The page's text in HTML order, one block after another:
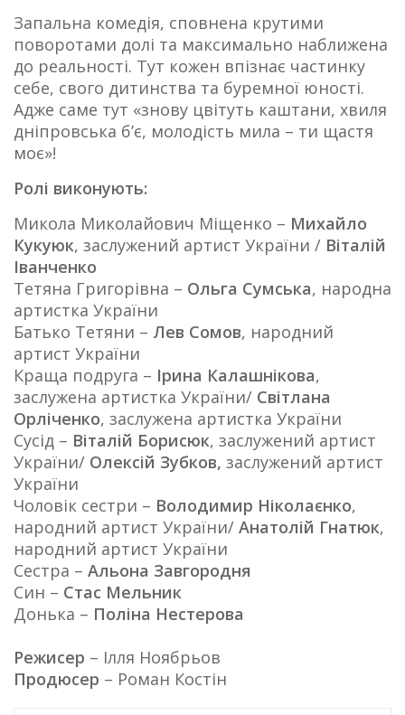
Запальна комедія, сповнена крутими
поворотами долі та максимально наближена
до реальності. Тут кожен впізнає частинку
себе, свого дитинства та буремної юності.
Адже саме тут «знову цвітуть каштани, хвиля
дніпровська б’є, молодість мила – ти щастя
моє»!
Ролі виконують:
Микола Миколайович Міщенко – Михайло
Кукуюк, заслужений артист України / Віталій
Іванченко
Тетяна Григорівна – Ольга Сумська, народна
артистка України
Батько Тетяни – Лев Сомов, народний
артист України
Краща подруга – Ірина Калашнікова,
заслужена артистка України/ Світлана
Орліченко, заслужена артистка України
Сусід – Віталій Борисюк, заслужений артист
України/ Олексій Зубков, заслужений артист
України
Чоловік сестри – Володимир Ніколаєнко,
народний артист України/ Анатолій Гнатюк,
народний артист України
Сестра – Альона Завгородня
Син – Стас Мельник
Донька – Поліна Нестерова
Режисер – Ілля Ноябрьов
Продюсер – Роман Костін